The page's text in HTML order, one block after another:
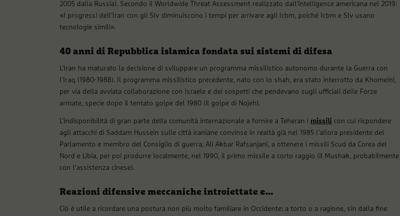
2005 dalla Russia). Secondo il Worldwide Threat Assessment realizzato dall’intelligence americana nel 2019:
«I progressi dell’Iran con gli Slv diminuiscono i tempi per arrivare agli Icbm, poiché Icbm e Slv usano
tecnologie simili».
40 anni di Repubblica islamica fondata sui sistemi di difesa
L’Iran ha maturato la decisione di sviluppare un programma missilistico autonomo durante la Guerra con
l’Iraq (1980-1988). Il programma missilistico precedente, nato con lo shah, era stato interrotto da Khomeini,
per via della avviata collaborazione con Israele e dei sospetti che pendevano sugli ufficiali delle Forze
armate, specie dopo il tentato golpe del 1980 (il golpe di Nojeh).
L’indisponibilità di gran parte della comunità internazionale a fornire a Teheran i missili con cui rispondere
agli attacchi di Saddam Hussein sulle città iraniane convinse in realtà già nel 1985 l’allora presidente del
Parlamento e membro del Consiglio di guerra, Ali Akbar Rafsanjani, a ottenere i missili Scud da Corea del
Nord e Libia, per poi produrre localmente, nel 1990, il primo missile a corto raggio (il Mushak, probabilmente
con l’assistenza cinese).
Reazioni difensive meccaniche introiettate e…
Ciò è utile a ricordare una postura non più molto familiare in Occidente: a torto o a ragione, sin dalla fine